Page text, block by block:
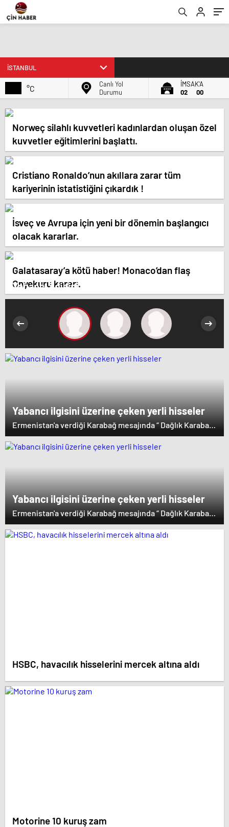
°C
Canlı Yol
Durumu
İMSAK'A
02
00
Norweç silahlı kuvvetleri kadınlardan oluşan özel
kuvvetler eğitimlerini başlattı.
Cristiano Ronaldo’nun akıllara zarar tüm
kariyerinin istatistiğini çıkardık !
İsveç ve Avrupa için yeni bir dönemin başlangıcı
olacak kararlar.
Galatasaray’a kötü haber! Monaco’dan flaş
Onyekuru kararı.
Yabancı ilgisini üzerine çeken yerli hisseler
Yabancı ilgisini üzerine çeken yerli hisseler
Ermenistan'a verdiği Karabağ mesajında “ Dağlık Karabağ
ve çevresindeki bölgeler Azerbaycan Cumhuriyeti'nin
ayrılmaz bir parçasıdır” dedi. İstifa çağrılarını kabul
desteği saklamayan Fransa Cumhurbaşkanı Macron ise
dikkat çeken bir ziyaret gerçekleştirdi.
Yabancı ilgisini üzerine çeken yerli hisseler
Ermenistan'a verdiği Karabağ mesajında “ Dağlık Karabağ
ve çevresindeki bölgeler Azerbaycan Cumhuriyeti'nin
ayrılmaz bir parçasıdır” dedi. İstifa çağrılarını kabul
HSBC, havacılık hisselerini mercek altına aldı
Motorine 10 kuruş zam